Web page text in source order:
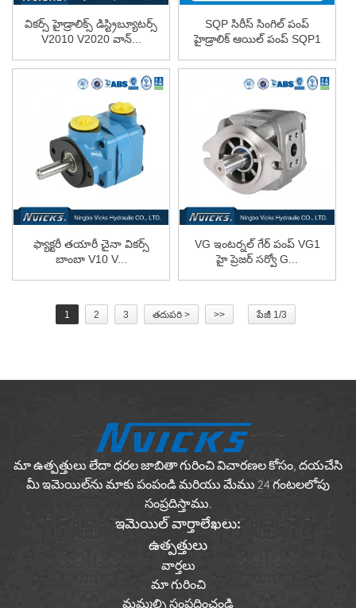
వికర్స్ హైడ్రాలిక్స్ డిస్ట్రిబ్యూటర్స్
V2010 V2020 వాన్...
SQP సిరీస్ సింగిల్ పంప్
హైడ్రాలిక్ ఆయిల్ పంప్ SQP1
ఫ్యాక్టరీ తయారీ చైనా వికర్స్
బాంబా V10 V...
VG ఇంటర్నల్ గేర్ పంప్ VG1
హై ప్రెజర్ సర్వో G...
1 2 3 తదుపరి > >> పేజీ 1/3
మా ఉత్పత్తులు లేదా ధరల జాబితా గురించి విచారణల కోసం, దయచేసి
మీ ఇమెయిల్‌ను మాకు పంపండి మరియు మేము 24 గంటలలోపు
సంప్రదిస్తాము.
ఇమెయిల్ వార్తాలేఖలు:
ఉత్పత్తులు
వార్తలు
మా గురించి
మమ్మల్ని సంప్రదించండి